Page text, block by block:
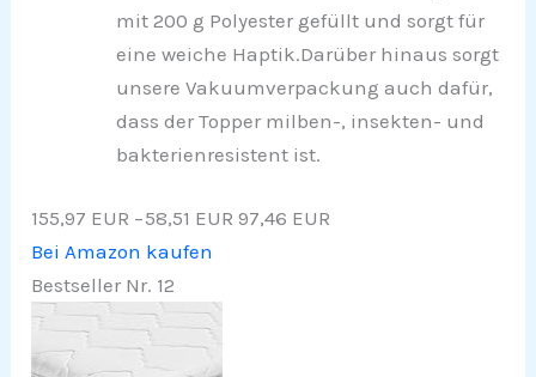
mit 200 g Polyester gefüllt und sorgt für
eine weiche Haptik.Darüber hinaus sorgt
unsere Vakuumverpackung auch dafür,
dass der Topper milben-, insekten- und
bakterienresistent ist.
155,97 EUR −58,51 EUR 97,46 EUR
Bei Amazon kaufen
Bestseller Nr. 12